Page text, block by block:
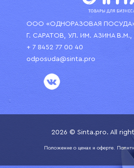
ООО «ОДНОРАЗОВАЯ ПОСУДА»
Г. САРАТОВ, УЛ. ИМ. АЗИНА
+ 7 8452 77 00 40
odposuda@sinta.pro
2026 © Sinta.pro. All
Положение о ценах и оферте.